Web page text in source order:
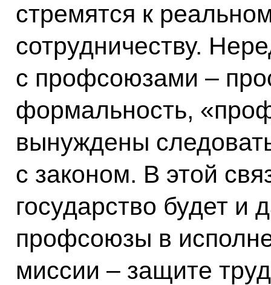
стремятся к
сотрудничеству.
с профсоюзами –
формальность,
вынуждены
с законом. В этой
государство будет и
профсоюзы в
миссии – защите